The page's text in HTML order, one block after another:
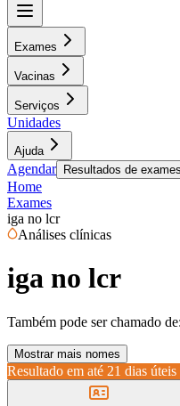
Exames
Vacinas
Serviços
Unidades
Ajuda
Agendar Resultados de exames
Home
Exames
iga no lcr
Análises clínicas
iga no lcr
Também pode ser chamado de:
Mostrar mais nomes
Resultado em até 21 dias úteis